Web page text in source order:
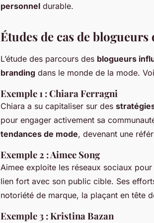
personnel durable.
Études de cas de
L’étude des parcours des blogueurs
branding dans le monde de la mode.
Exemple 1 : Chiara Ferragni
Chiara a su capitaliser sur des
pour engager activement sa
tendances de mode, devenant une
Exemple 2 : Aimee Song
Aimee exploite les réseaux sociaux
lien fort avec son public cible. Ses
notoriété de marque, la plaçant en tête
Exemple 3 : Kristina Bazan